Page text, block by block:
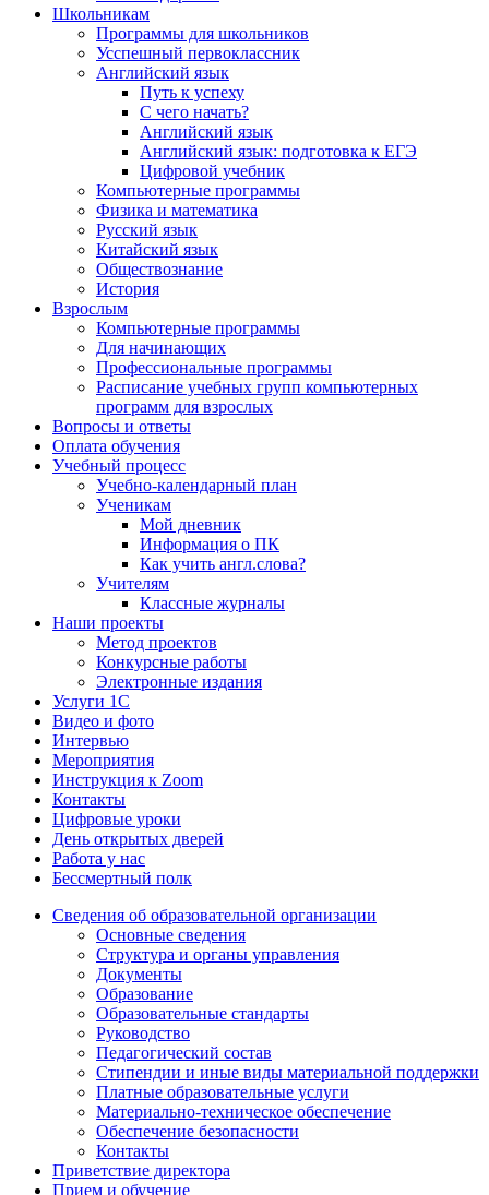
Школьникам
Программы для школьников
Усспешный первоклассник
Английский язык
Путь к успеху
С чего начать?
Английский язык
Английский язык: подготовка к ЕГЭ
Цифровой учебник
Компьютерные программы
Физика и математика
Русский язык
Китайский язык
Обществознание
История
Взрослым
Компьютерные программы
Для начинающих
Профессиональные программы
Расписание учебных групп компьютерных
программ для взрослых
Вопросы и ответы
Оплата обучения
Учебный процесс
Учебно-календарный план
Ученикам
Мой дневник
Информация о ПК
Как учить англ.слова?
Учителям
Классные журналы
Наши проекты
Метод проектов
Конкурсные работы
Электронные издания
Услуги 1C
Видео и фото
Интервью
Мероприятия
Инструкция к Zoom
Контакты
Цифровые уроки
День открытых дверей
Работа у нас
Бессмертный полк
Сведения об образовательной организации
Основные сведения
Структура и органы управления
Документы
Образование
Образовательные стандарты
Руководство
Педагогический состав
Стипендии и иные виды материальной поддержки
Платные образовательные услуги
Материально-техническое обеспечение
Обеспечение безопасности
Контакты
Приветствие директора
Прием и обучение